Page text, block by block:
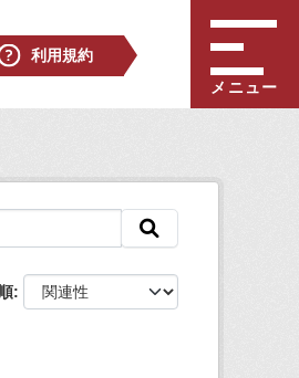
利用規約
メニュー